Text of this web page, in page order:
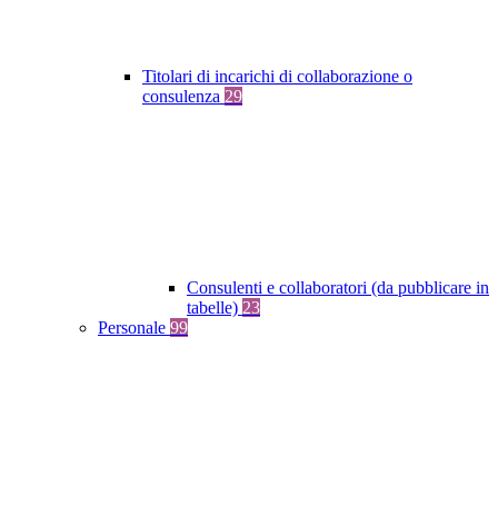
Titolari di incarichi di collaborazione o
consulenza 29
Consulenti e collaboratori (da pubblicare in
tabelle) 23
Personale 99